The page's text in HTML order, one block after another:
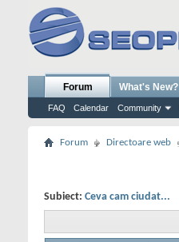
Forum
FAQ Calendar Community
What's New?
Forum Directoare web
Subiect: Ceva cam ciudat...